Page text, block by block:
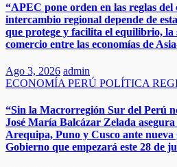
“APEC pone orden en las reglas
intercambio regional depende de
que protege y facilita el equilibrio,
comercio entre las economías de
Ago 3, 2026 admin
ECONOMÍA PERÚ POLÍTICA
“Sin la Macrorregión Sur del Perú
José María Balcázar Zelada
Arequipa, Puno y Cusco ante
Gobierno que empezará este 28 de